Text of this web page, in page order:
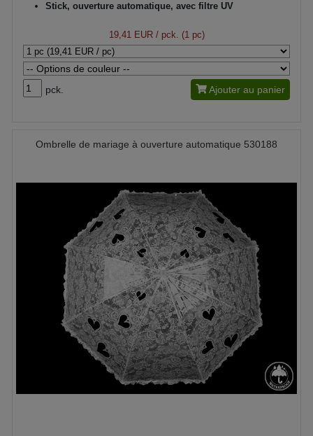
Stick, ouverture automatique, avec filtre UV
19,41 EUR/ pck. (1 pc)
pck. Ajouter au panier
Ombrelle de mariage à ouverture automatique 530188